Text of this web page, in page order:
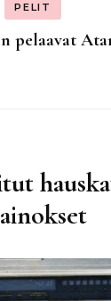
PELIT
pelaavat